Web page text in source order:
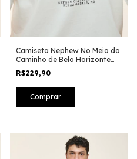
Camiseta Nephew No Meio do
Caminho de Belo Horizonte
Off White
R$229,90
Comprar